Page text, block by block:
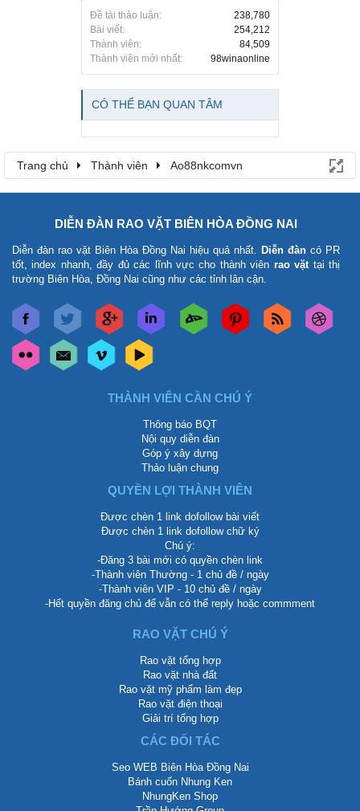
Đề tài thảo luận:
238,780
Bài viết:
254,212
Thành viên:
84,509
Thành viên mới nhất:
98winaonline
CÓ THỂ BẠN QUAN TÂM
Trang chủ Thành viên Ao88nkcomvn
DIỄN ĐÀN RAO VẶT BIÊN HÒA ĐỒNG NAI
Diễn đàn rao vặt Biên Hòa Đồng Nai hiệu quả nhất. Diễn đàn có PR
tốt, index nhanh, đầy đủ các lĩnh vực cho thành viên rao vặttại thị
trường Biên Hòa, Đồng Nai cũng như các tỉnh lân cận.
THÀNH VIÊN CẦN CHÚ Ý
Thông báo BQT
Nội quy diễn đàn
Góp ý xây dựng
Thảo luận chung
QUYỀN LỢI THÀNH VIÊN
Được chèn 1 link dofollow bài viết
Được chèn 1 link dofollow chữ ký
Chú ý:
-Đăng 3 bài mới có quyền chèn link
-Thành viên Thường - 1 chủ đề / ngày
-Thành viên VIP - 10 chủ đề / ngày
-Hết quyền đăng chủ để vẫn có thể reply hoặc commment
RAO VẶT CHÚ Ý
Rao vặt tổng hợp
Rao vặt nhà đất
Rao vặt mỹ phẩm làm đẹp
Rao vặt điện thoại
Giải trí tổng hợp
CÁC ĐỐI TÁC
Seo WEB Biên Hòa Đồng Nai
Bánh cuốn Nhung Ken
NhungKen Shop